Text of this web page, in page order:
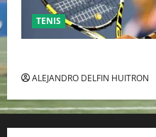
TENIS
ALEJANDRO DELFIN HUITRON